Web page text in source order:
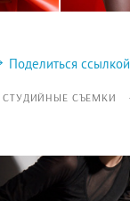
Поделиться ссылкой
СТУДИЙНЫЕ СЪЕМКИ